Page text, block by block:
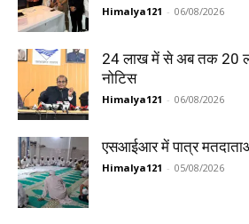
Himalya121 - 06/08/2026
24 लाख में से अब तक 20
नोटिस
Himalya121 - 06/08/2026
एसआईआर में पात्र
Himalya121 - 05/08/2026